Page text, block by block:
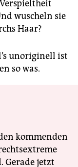
wuscheln sie
Haar?
unoriginell ist
so was.
kommenden
Gerade jetzt